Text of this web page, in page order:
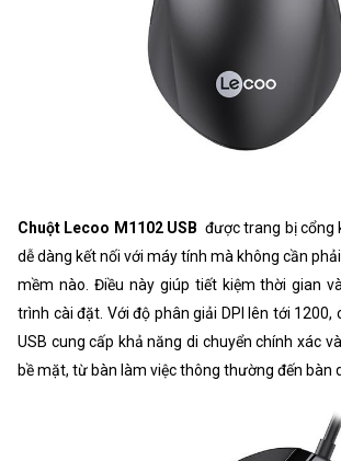
Chuột Lecoo M1102 USB được trang bị cổng
dễ dàng kết nối với máy tính mà không cần
mềm nào. Điều này giúp tiết kiệm thời gian
trình cài đặt. Với độ phân giải DPI lên tới 1200,
USB cung cấp khả năng di chuyển chính xác
bề mặt, từ bàn làm việc thông thường đến bàn